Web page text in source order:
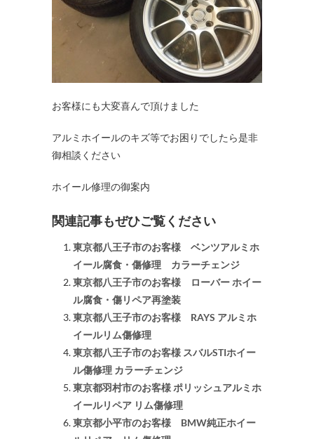
お客様にも大変喜んで頂けました
アルミホイールのキズ等でお困りでしたら是非
御相談ください
ホイール修理の御案内
関連記事もぜひご覧ください
東京都八王子市のお客様 ベンツアルミホ
イール腐食・傷修理 カラーチェンジ
東京都八王子市のお客様 ローバー ホイー
ル腐食・傷リペア再塗装
東京都八王子市のお客様 RAYS アルミホ
イールリム傷修理
東京都八王子市のお客様 スバルSTIホイー
ル傷修理 カラーチェンジ
東京都羽村市のお客様 ポリッシュアルミホ
イールリペア リム傷修理
東京都小平市のお客様 BMW純正ホイー